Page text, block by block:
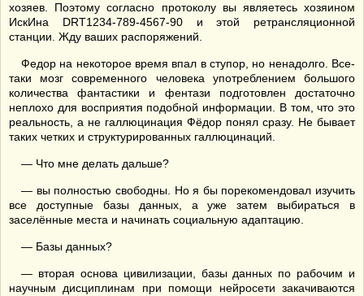
хозяев. Поэтому согласно протоколу вы являетесь хозяином
ИскИна DRT1234-789-4567-90 и этой ретрансляционной
станции. Жду ваших распоряжений.
Федор на некоторое время впал в ступор, но ненадолго. Все-
таки мозг современного человека употреблением большого
количества фантастики и фентази подготовлен достаточно
неплохо для восприятия подобной информации. В том, что это
реальность, а не галлюцинация Фёдор понял сразу. Не бывает
таких четких и структурированных галлюцинаций.
— Что мне делать дальше?
— вы полностью свободны. Но я бы порекомендовал изучить
все доступные базы данных, а уже затем выбираться в
заселённые места и начинать социальную адаптацию.
— Базы данных?
— вторая основа цивилизации, базы данных по рабочим и
научным дисциплинам при помощи нейросети закачиваются